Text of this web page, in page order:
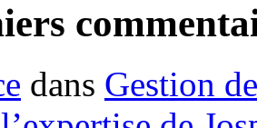
dans Gestion